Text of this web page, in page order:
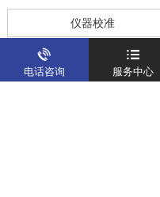
仪器校准
制造仪器校准解决方案
关于我们
电话咨询 服务中心